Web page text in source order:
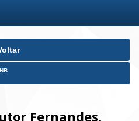
Fernandes,